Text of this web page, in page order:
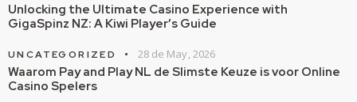
Unlocking the Ultimate Casino Experience with
GigaSpinz NZ: A Kiwi Player’s Guide
UNCATEGORIZED 28 de May, 2026
Waarom Pay and Play NL de Slimste Keuze is voor Online
Casino Spelers